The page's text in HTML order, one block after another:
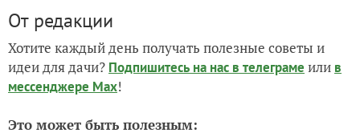
От редакции
Хотите каждый день получать полезные советы и
идеи для дачи? Подпишитесь на нас в телеграме или в
мессенджере Max!
Это может быть полезным: